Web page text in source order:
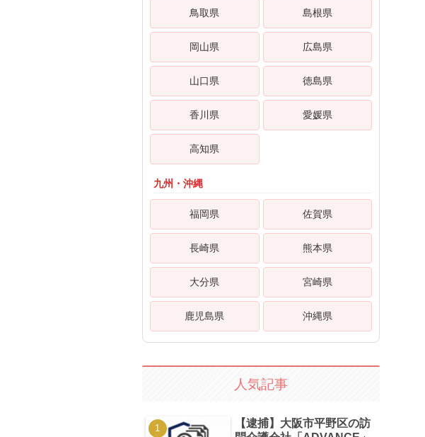
鳥取県 島根県
岡山県 広島県
山口県 徳島県
香川県 愛媛県
高知県
九州・沖縄
福岡県 佐賀県
長崎県 熊本県
大分県 宮崎県
鹿児島県 沖縄県
人気記事
【逮捕】大阪市平野区の訪